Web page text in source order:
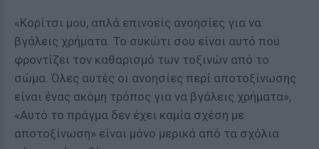
«Κορίτσι μου, απλά επινοείς ανοησίες για να
βγάλεις χρήματα. Το συκώτι σου είναι αυτό που
φροντίζει τον καθαρισμό των τοξινών από το
σώμα. Όλες αυτές οι ανοησίες περί αποτοξίνωσης
είναι ένας ακόμη τρόπος για να βγάλεις χρήματα»,
«Αυτό το πράγμα δεν έχει καμία σχέση με
αποτοξίνωση» είναι μόνο μερικά από τα σχόλια